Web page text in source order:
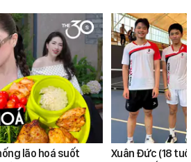
lão hoá suốt
Xuân Đức (18